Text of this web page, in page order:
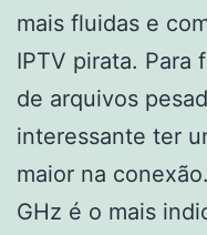
mais fluidas e
IPTV pirata. Para
de arquivos
interessante ter
maior na
GHz é o mais